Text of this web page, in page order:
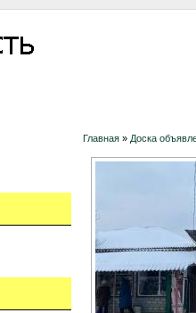
Главная » Доска